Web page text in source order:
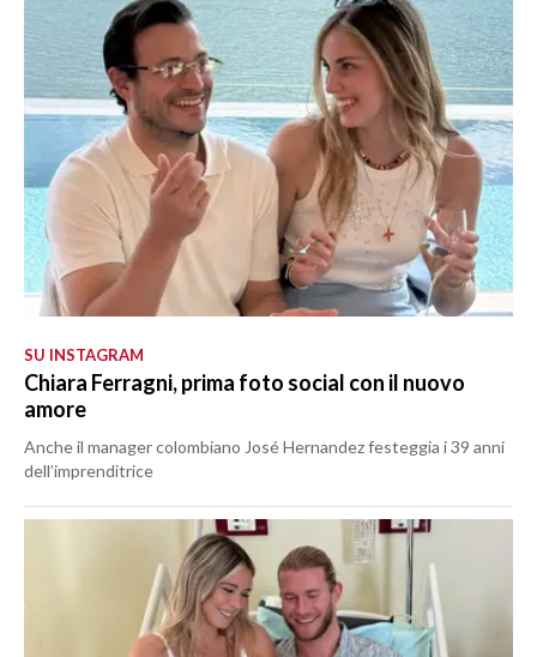
SU INSTAGRAM
Chiara Ferragni, prima foto social con il nuovo
amore
Anche il manager colombiano José Hernandez festeggia i 39 anni
dell’imprenditrice